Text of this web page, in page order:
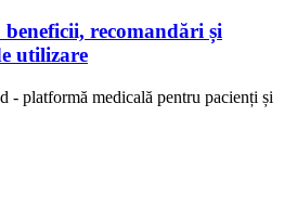
recomandări și
utilizare
platformă medicală pentru pacienți și